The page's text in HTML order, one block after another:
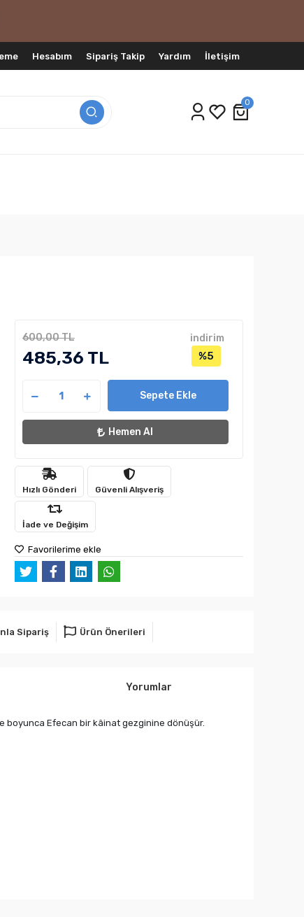
Hesabım Sipariş Takip Yardım İletişim
0
600,00 TL
485,36 TL
indirim
%5
Sepete Ekle
Hemen Al
Hızlı Gönderi Güvenli Alışveriş
İade ve Değişim
Favorilerime ekle
Sipariş Ürün Önerileri
Yorumlar
boyunca Efecan bir kâinat gezginine dönüşür.